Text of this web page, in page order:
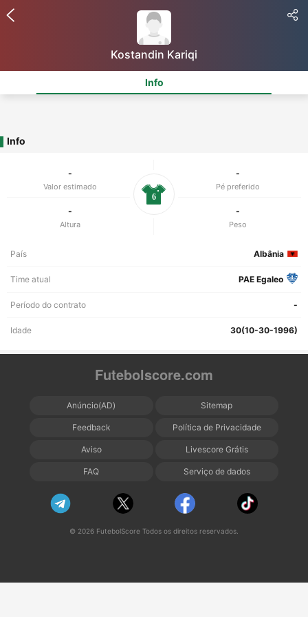
Kostandin Kariqi
Info
Info
-
Valor estimado
-
Pé preferido
-
Altura
-
Peso
6
País Albânia
Time atual PAE Egaleo
Período do contrato -
Idade 30(10-30-1996)
Futebolscore.com
Anúncio(AD) Sitemap
Feedback Política de Privacidade
Aviso Livescore Grátis
FAQ Serviço de dados
© 2026 FutebolScore Todos os direitos reservados.